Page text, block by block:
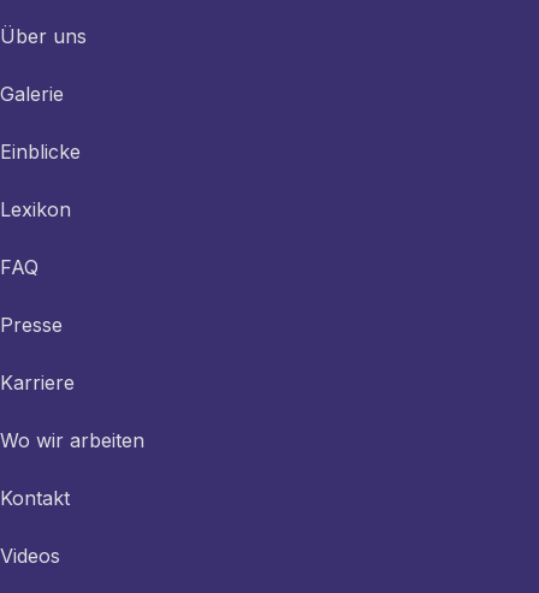
Über uns
Galerie
Einblicke
Lexikon
FAQ
Presse
Karriere
Wo wir arbeiten
Kontakt
Videos